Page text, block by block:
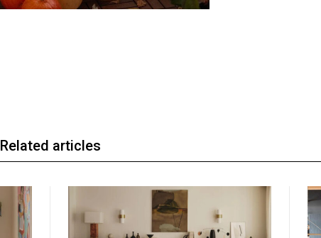
Related articles